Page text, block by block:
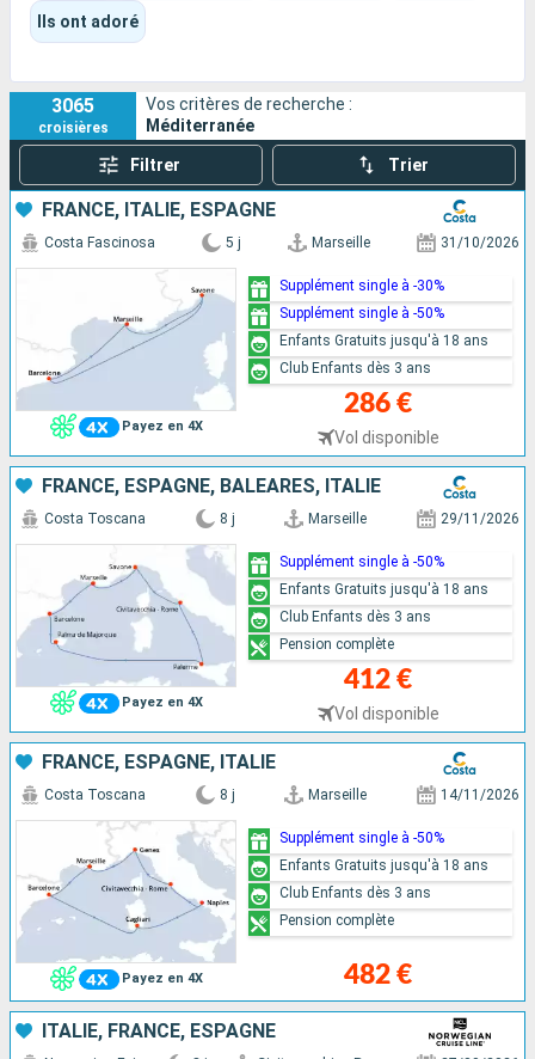
vers le divertissement. Piscines, spectacles, animations,
moments de détente ou grandes visites : chacun peut y
Ils ont adoré
3065
croisières
Vos critères de recherche :
Méditerranée
Filtrer Trier
FRANCE, ITALIE, ESPAGNE
Payez en 4X
Costa Fascinosa 5 j Marseille 31/10/2026
286 €
Vol disponible
Supplément single à -30%
Supplément single à -50%
Enfants Gratuits jusqu'à 18 ans
Club Enfants dès 3 ans
FRANCE, ESPAGNE, BALÉARES, ITALIE
Payez en 4X
Costa Toscana 8 j Marseille 29/11/2026
412 €
Vol disponible
Supplément single à -50%
Enfants Gratuits jusqu'à 18 ans
Club Enfants dès 3 ans
Pension complète
FRANCE, ESPAGNE, ITALIE
Payez en 4X
Costa Toscana 8 j Marseille 14/11/2026
482 €
Supplément single à -50%
Enfants Gratuits jusqu'à 18 ans
Club Enfants dès 3 ans
Pension complète
ITALIE, FRANCE, ESPAGNE